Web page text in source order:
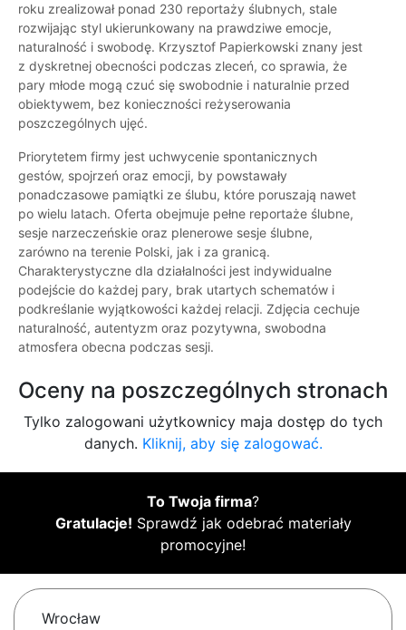
roku zrealizował ponad 230 reportaży ślubnych, stale
rozwijając styl ukierunkowany na prawdziwe emocje,
naturalność i swobodę. Krzysztof Papierkowski znany jest
z dyskretnej obecności podczas zleceń, co sprawia, że
pary młode mogą czuć się swobodnie i naturalnie przed
obiektywem, bez konieczności reżyserowania
poszczególnych ujęć.
Priorytetem firmy jest uchwycenie spontanicznych
gestów, spojrzeń oraz emocji, by powstawały
ponadczasowe pamiątki ze ślubu, które poruszają nawet
po wielu latach. Oferta obejmuje pełne reportaże ślubne,
sesje narzeczeńskie oraz plenerowe sesje ślubne,
zarówno na terenie Polski, jak i za granicą.
Charakterystyczne dla działalności jest indywidualne
podejście do każdej pary, brak utartych schematów i
podkreślanie wyjątkowości każdej relacji. Zdjęcia cechuje
naturalność, autentyzm oraz pozytywna, swobodna
atmosfera obecna podczas sesji.
Oceny na poszczególnych stronach
Tylko zalogowani użytkownicy maja dostęp do tych
danych. Kliknij, aby się zalogować.
To Twoja firma?
Gratulacje! Sprawdź jak odebrać materiały
promocyjne!
Wrocław